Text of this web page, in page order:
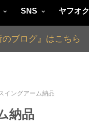
SNS ヤフオク
ブログ』はこちら
ングアーム納品
納品